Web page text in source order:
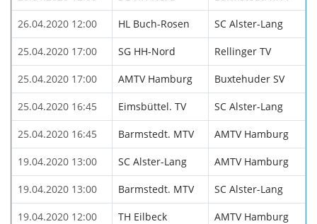
26.04.2020 12:00 HL Buch-Rosen SC Alster-Lang
25.04.2020 17:00 SG HH-Nord Rellinger TV
25.04.2020 17:00 AMTV Hamburg Buxtehuder SV
25.04.2020 16:45 Eimsbüttel. TV SC Alster-Lang
25.04.2020 16:45 Barmstedt. MTV AMTV Hamburg
19.04.2020 13:00 SC Alster-Lang AMTV Hamburg
19.04.2020 13:00 Barmstedt. MTV SC Alster-Lang
19.04.2020 12:00 TH Eilbeck AMTV Hamburg